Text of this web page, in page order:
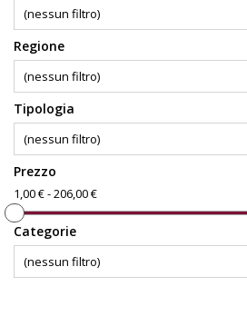
(nessun filtro)
Regione
(nessun filtro)
Tipologia
(nessun filtro)
Prezzo
1,00 € - 206,00 €
Categorie
(nessun filtro)